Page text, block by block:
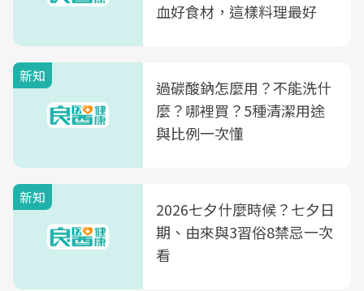
血好食材，這樣料理最好
新知
過碳酸鈉怎麼用？不能洗什
麼？哪裡買？5種清潔用途
與比例一次懂
新知
2026七夕什麼時候？七夕日
期、由來與3習俗8禁忌一次
看